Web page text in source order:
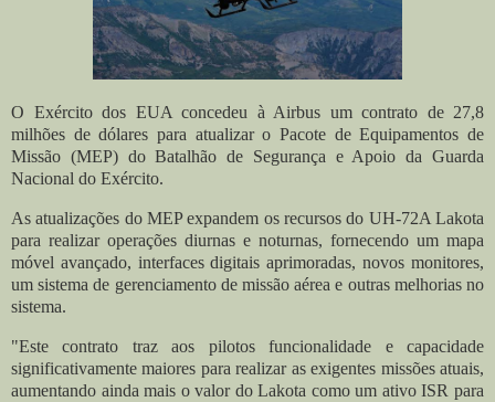
O Exército dos EUA concedeu à Airbus um contrato de 27,8
milhões de dólares para atualizar o Pacote de Equipamentos de
Missão (MEP) do Batalhão de Segurança e Apoio da Guarda
Nacional do Exército.
As atualizações do MEP expandem os recursos do UH-72A Lakota
para realizar operações diurnas e noturnas, fornecendo um mapa
móvel avançado, interfaces digitais aprimoradas, novos monitores,
um sistema de gerenciamento de missão aérea e outras melhorias no
sistema.
"Este contrato traz aos pilotos funcionalidade e capacidade
significativamente maiores para realizar as exigentes missões atuais,
aumentando ainda mais o valor do Lakota como um ativo ISR para